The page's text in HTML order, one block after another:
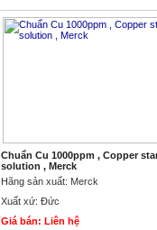
Chuẩn Cu 1000ppm , Copper
solution , Merck
Hãng sản xuất: Merck
Xuất xứ: Đức
Giá bán: Liên hệ